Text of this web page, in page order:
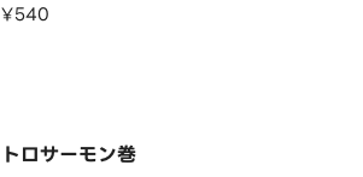
¥540
トロサーモン巻